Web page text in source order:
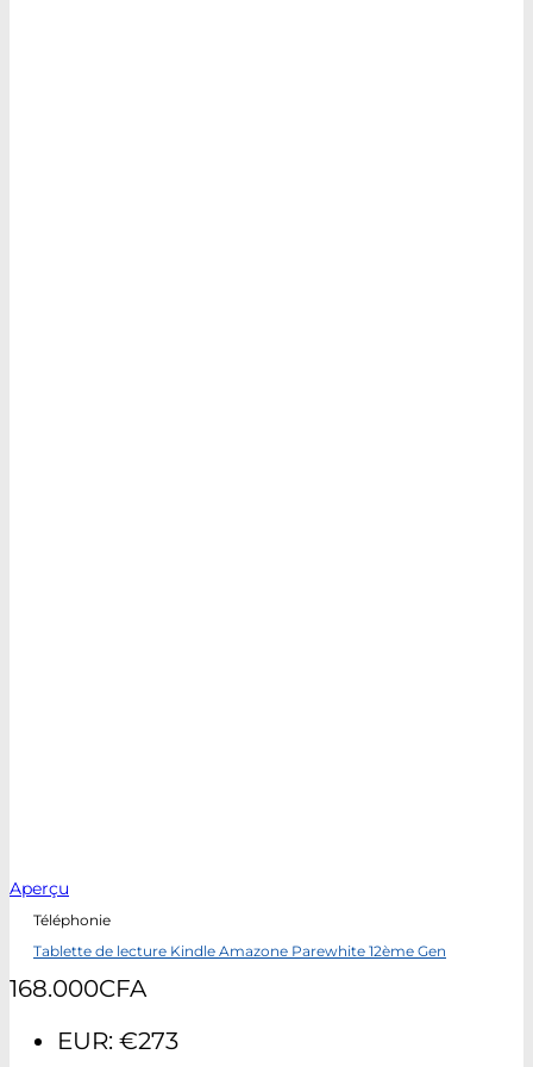
Aperçu
Téléphonie
Tablette de lecture Kindle Amazone Parewhite 12ème Gen
168.000CFA
EUR: €273